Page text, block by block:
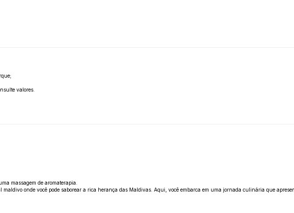
valores.
massagem de aromaterapia.
onde você pode saborear a rica herança das Maldivas. Aqui, você embarca em uma jornada culinária que